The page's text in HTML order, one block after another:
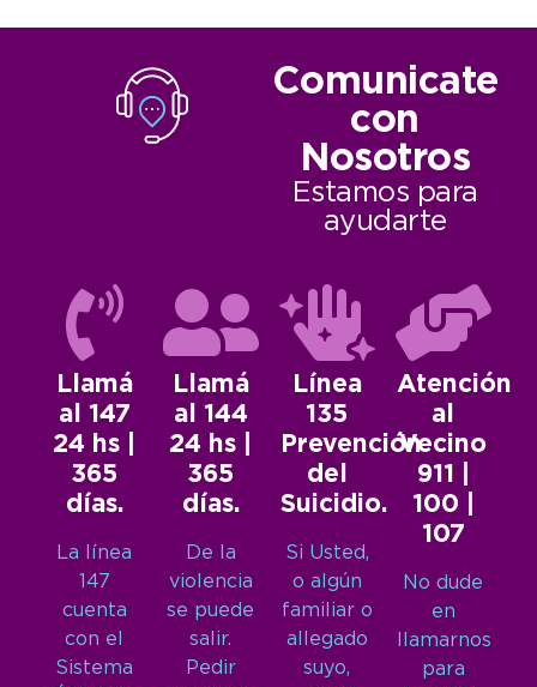
Comunicate
con
Nosotros
Estamos para
ayudarte
Llamá
al 147
24 hs |
365
días.
La línea
147
cuenta
con el
Sistema
Llamá
al 144
24 hs |
365
días.
De la
violencia
se puede
salir.
Pedir
Línea
135
Prevención
del
Suicidio.
Si Usted,
o algún
familiar o
allegado
suyo,
Atención
al
Vecino
911 |
100 |
107
No dude
en
llamarnos
para